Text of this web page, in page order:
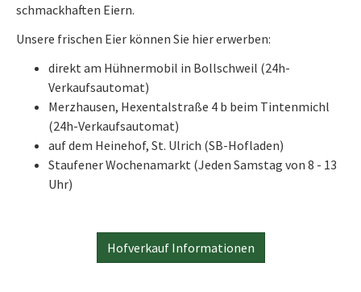
schmackhaften Eiern.
Unsere frischen Eier können Sie hier erwerben:
direkt am Hühnermobil in Bollschweil (24h-
Verkaufsautomat)
Merzhausen, Hexentalstraße 4 b beim Tintenmichl
(24h-Verkaufsautomat)
auf dem Heinehof, St. Ulrich (SB-Hofladen)
Staufener Wochenamarkt (Jeden Samstag von 8 - 13
Uhr)
Hofverkauf Informationen